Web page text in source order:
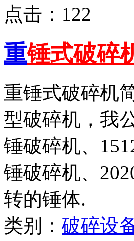
点击： 122
重锤式破碎
重锤式破碎机
型破碎机，我
锤破碎机、
锤破碎机、
转的锤体.
类别： 破碎设